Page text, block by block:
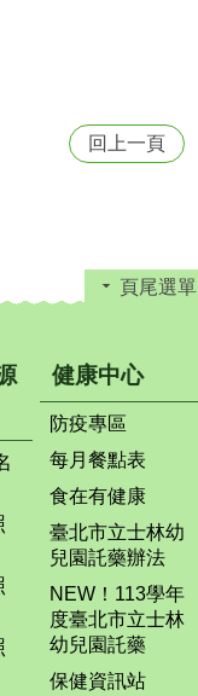
回上一頁
頁尾選單
健康中心
防疫專區
每月餐點表
食在有健康
臺北市立士林幼
兒園託藥辦法
NEW！113學年
度臺北市立士林
幼兒園託藥
保健資訊站